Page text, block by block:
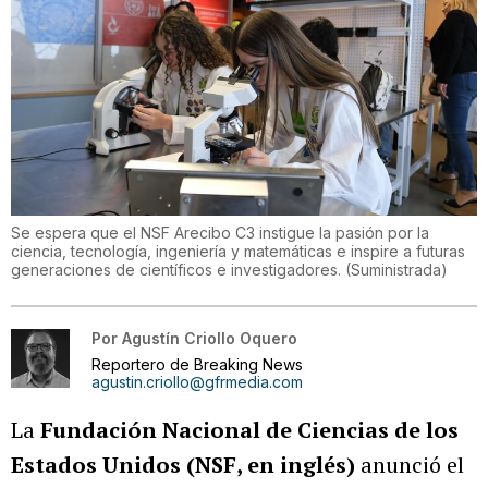
Se espera que el NSF Arecibo C3 instigue la pasión por la
ciencia, tecnología, ingeniería y matemáticas e inspire a futuras
generaciones de científicos e investigadores. (Suministrada)
Por Agustín Criollo Oquero
Reportero de Breaking News
agustin.criollo@gfrmedia.com
LaFundación Nacional de Ciencias de los
Estados Unidos (NSF, en inglés) anunció el